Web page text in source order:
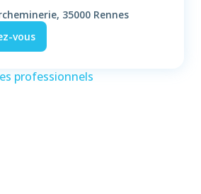
35000 Rennes
vous
professionnels